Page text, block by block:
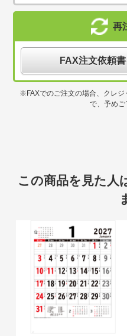
再
FAX注文依頼
※FAXでのご注文の場合、クレ
で、予めご
この商品を見た人